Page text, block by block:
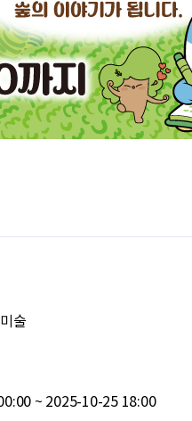
이채원 광고대상
최온유 노력은 해봐야지
미술
~ 2025-10-25 18:00